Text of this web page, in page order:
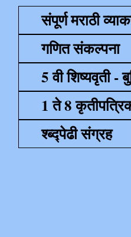
संपूर्ण मराठी
गणित संकल्पना
5 वी शिष्यवृती -
1 ते 8
श्ब्द्पेढी संग्रह